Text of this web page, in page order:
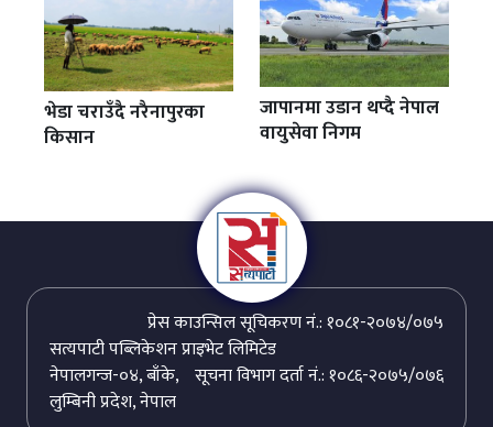
भेडा चराउँदै नरैनापुरका
किसान
जापानमा उडान थप्दै नेपाल
वायुसेवा निगम
प्रेस काउन्सिल सूचिकरण नं.: १०८१-२०७४/०७५
सत्यपाटी पब्लिकेशन प्राइभेट लिमिटेड
सूचना विभाग दर्ता नं.: १०८६-२०७५/०७६
नेपालगन्ज-०४, बाँके,
लुम्बिनी प्रदेश, नेपाल